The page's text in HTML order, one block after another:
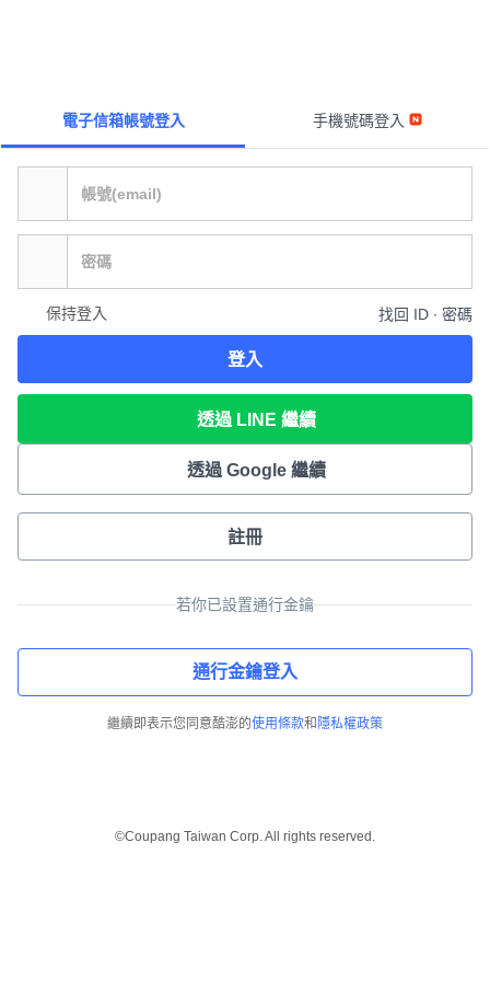
電子信箱帳號登入 手機號碼登入
保持登入 找回 ID ∙ 密碼
登入
透過 LINE 繼續
透過 Google 繼續
註冊
若你已設置通行金鑰
通行金鑰登入
繼續即表示您同意酷澎的使用條款和 隱私權政策
©Coupang Taiwan Corp. All rights reserved.